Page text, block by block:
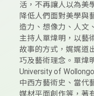
活，不再讓人以為美
降低人們面對美學與
造力、想像力、人文
主持人單煒明，以藝
故事的方式，娓娓道
巧及藝術理念。單煒
University of
中西方藝術史、當代
媒材平面創作等，著